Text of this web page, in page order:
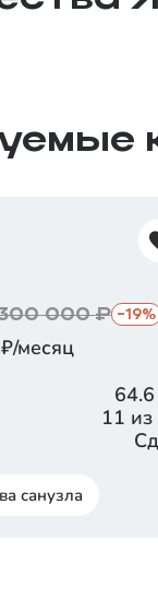
000₽ -19%
месяц
64.6
11
санузла